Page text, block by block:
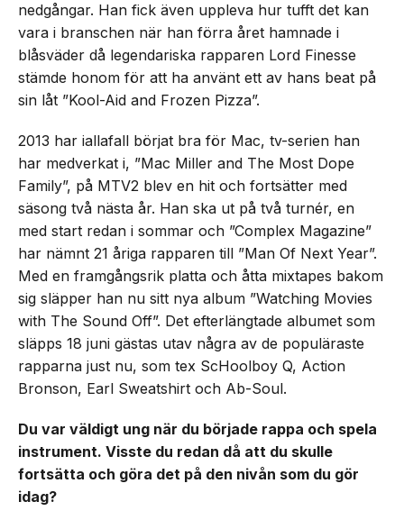
nedgångar. Han fick även uppleva hur tufft det kan
vara i branschen när han förra året hamnade i
blåsväder då legendariska rapparen Lord Finesse
stämde honom för att ha använt ett av hans beat på
sin låt ”Kool-Aid and Frozen Pizza”.
2013 har iallafall börjat bra för Mac, tv-serien han
har medverkat i, ”Mac Miller and The Most Dope
Family”, på MTV2 blev en hit och fortsätter med
säsong två nästa år. Han ska ut på två turnér, en
med start redan i sommar och ”Complex Magazine”
har nämnt 21 åriga rapparen till ”Man Of Next Year”.
Med en framgångsrik platta och åtta mixtapes bakom
sig släpper han nu sitt nya album ”Watching Movies
with The Sound Off”. Det efterlängtade albumet som
släpps 18 juni gästas utav några av de populäraste
rapparna just nu, som tex ScHoolboy Q, Action
Bronson, Earl Sweatshirt och Ab-Soul.
Du var väldigt ung när du började rappa och spela
instrument. Visste du redan då att du skulle
fortsätta och göra det på den nivån som du gör
idag?